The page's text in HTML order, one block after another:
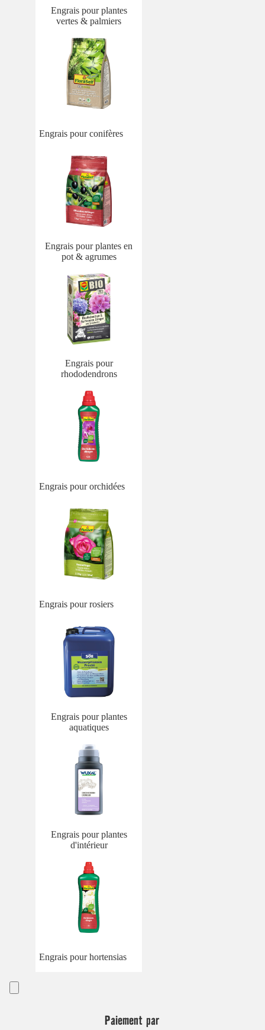
Engrais pour plantes
vertes & palmiers
Engrais pour conifères
Engrais pour plantes en
pot & agrumes
Engrais pour
rhododendrons
Engrais pour orchidées
Engrais pour rosiers
Engrais pour plantes
aquatiques
Engrais pour plantes
d'intérieur
Engrais pour hortensias
Paiement par